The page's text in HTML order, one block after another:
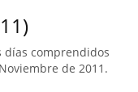
días comprendidos
de 2011.